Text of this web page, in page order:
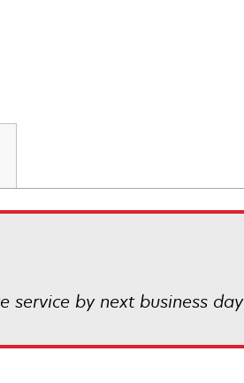
service by next business day